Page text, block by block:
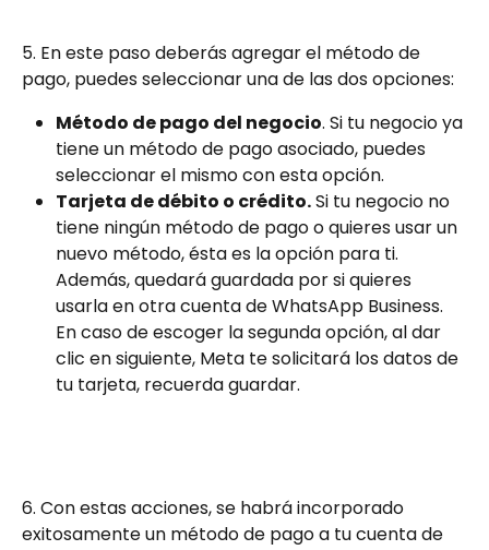
5. En este paso deberás agregar el método de
pago, puedes seleccionar una de las dos opciones:
Método de pago del negocio. Si tu negocio ya
tiene un método de pago asociado, puedes
seleccionar el mismo con esta opción.
Tarjeta de débito o crédito. Si tu negocio no
tiene ningún método de pago o quieres usar un
nuevo método, ésta es la opción para ti.
Además, quedará guardada por si quieres
usarla en otra cuenta de WhatsApp Business.
En caso de escoger la segunda opción, al dar
clic en siguiente, Meta te solicitará los datos de
tu tarjeta, recuerda guardar.
6. Con estas acciones, se habrá incorporado
exitosamente un método de pago a tu cuenta de